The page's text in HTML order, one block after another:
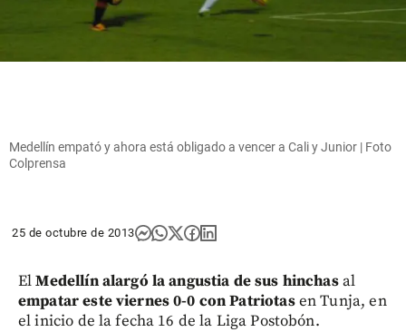
Medellín empató y ahora está obligado a vencer a Cali y Junior | Foto
Colprensa
25 de octubre de 2013
ElMedellín alargó la angustia de sus hinchasal
empatar este viernes 0-0 con Patriotasen Tunja, en
el inicio de la fecha 16 de la Liga Postobón.